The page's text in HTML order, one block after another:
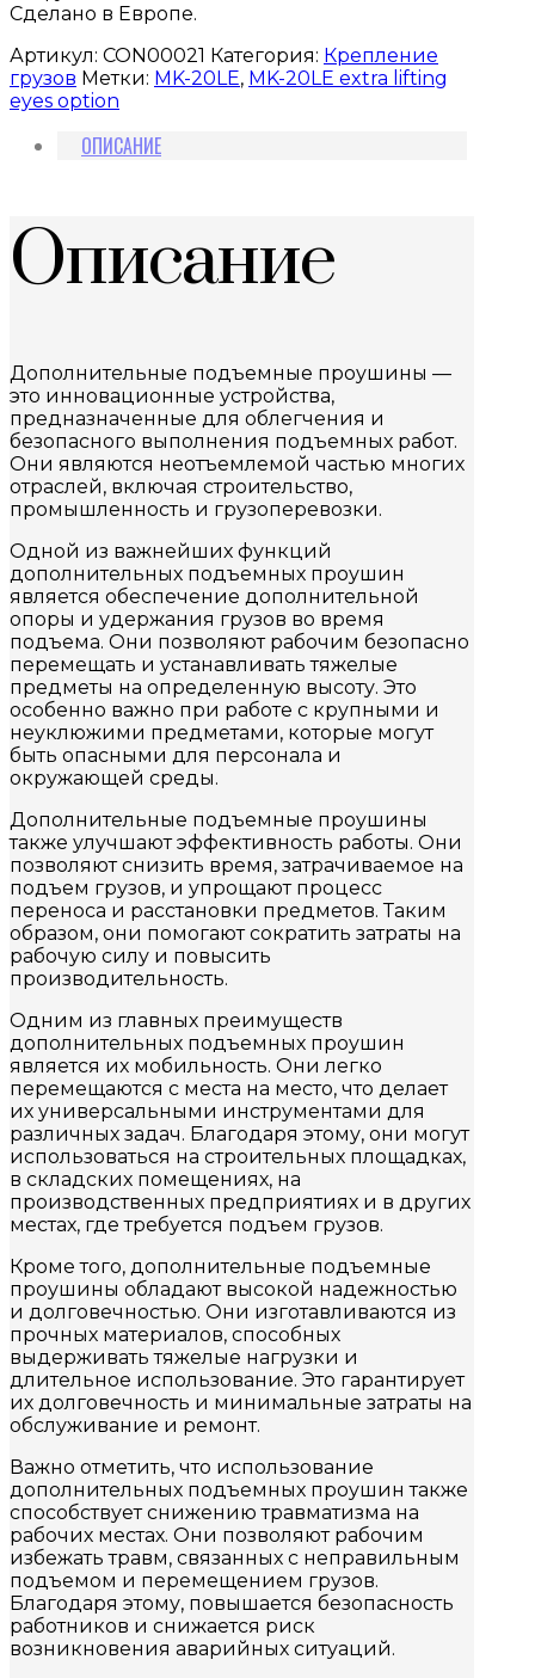
Сделано в Европе.
Артикул: CON00021 Категория: Крепление
грузов Метки: MK-20LE, MK-20LE extra lifting
eyes option
ОПИСАНИЕ
Описание
Дополнительные подъемные проушины —
это инновационные устройства,
предназначенные для облегчения и
безопасного выполнения подъемных работ.
Они являются неотъемлемой частью многих
отраслей, включая строительство,
промышленность и грузоперевозки.
Одной из важнейших функций
дополнительных подъемных проушин
является обеспечение дополнительной
опоры и удержания грузов во время
подъема. Они позволяют рабочим безопасно
перемещать и устанавливать тяжелые
предметы на определенную высоту. Это
особенно важно при работе с крупными и
неуклюжими предметами, которые могут
быть опасными для персонала и
окружающей среды.
Дополнительные подъемные проушины
также улучшают эффективность работы. Они
позволяют снизить время, затрачиваемое на
подъем грузов, и упрощают процесс
переноса и расстановки предметов. Таким
образом, они помогают сократить затраты на
рабочую силу и повысить
производительность.
Одним из главных преимуществ
дополнительных подъемных проушин
является их мобильность. Они легко
перемещаются с места на место, что делает
их универсальными инструментами для
различных задач. Благодаря этому, они могут
использоваться на строительных площадках,
в складских помещениях, на
производственных предприятиях и в других
местах, где требуется подъем грузов.
Кроме того, дополнительные подъемные
проушины обладают высокой надежностью
и долговечностью. Они изготавливаются из
прочных материалов, способных
выдерживать тяжелые нагрузки и
длительное использование. Это гарантирует
их долговечность и минимальные затраты на
обслуживание и ремонт.
Важно отметить, что использование
дополнительных подъемных проушин также
способствует снижению травматизма на
рабочих местах. Они позволяют рабочим
избежать травм, связанных с неправильным
подъемом и перемещением грузов.
Благодаря этому, повышается безопасность
работников и снижается риск
возникновения аварийных ситуаций.